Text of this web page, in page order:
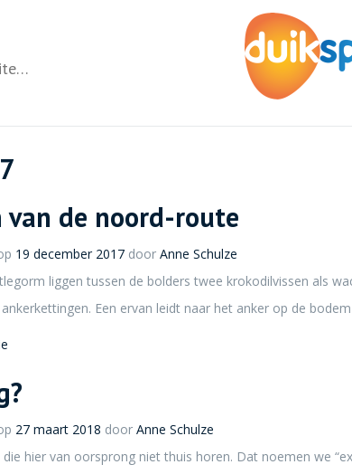
van de noord-route
19 december 2017 door Anne Schulze
liggen tussen de bolders twee krokodilvissen
Een ervan leidt naar het anker op de
27 maart 2018 door Anne Schulze
hier van oorsprong niet thuis horen. Dat noemen we